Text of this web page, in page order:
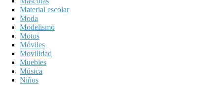
Material escolar
Moda
Modelismo
Motos
Móviles
Movilidad
Muebles
Música
Niños